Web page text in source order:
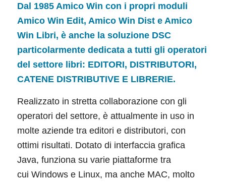
Dal 1985 Amico Win con i propri moduli
Amico Win Edit, Amico Win Dist e Amico
Win Libri, è anche la soluzione DSC
particolarmente dedicata a tutti gli operatori
del settore libri: EDITORI, DISTRIBUTORI,
CATENE DISTRIBUTIVE E LIBRERIE.
Realizzato in stretta collaborazione con gli
operatori del settore, è attualmente in uso in
molte aziende tra editori e distributori, con
ottimi risultati. Dotato di interfaccia grafica
Java, funziona su varie piattaforme tra
cui Windows e Linux, ma anche MAC, molto